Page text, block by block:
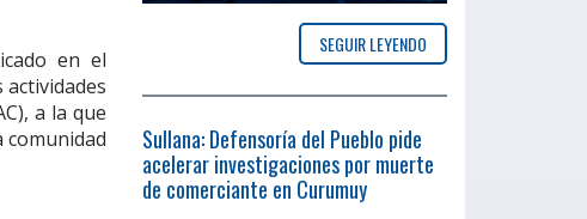
en el
actividades
a la que
SEGUIR LEYENDO
Sullana: Defensoría del Pueblo pide
acelerar investigaciones por muerte
de comerciante en Curumuy